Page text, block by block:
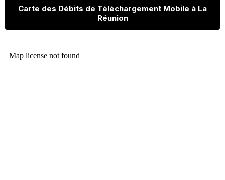
Carte des Débits de Téléchargement Mobile à La
Réunion